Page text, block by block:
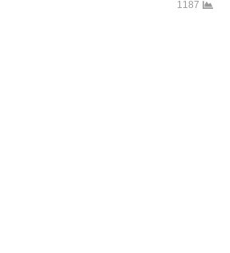
1187